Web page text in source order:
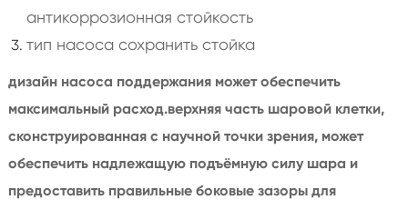
антикоррозионная стойкость
тип насоса сохранить стойка
дизайн насоса поддержания может обеспечить
максимальный расход.верхняя часть шаровой клетки,
сконструированная с научной точки зрения, может
обеспечить надлежащую подъёмную силу шара и
предоставить правильные боковые зазоры для